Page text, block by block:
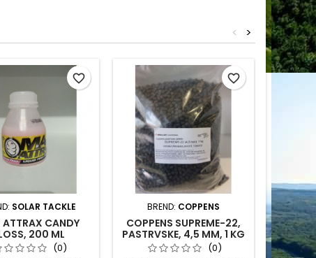
>
<
SOLAR TACKLE
CANDY
200 ML
(0)
favorite_border
BREND: COPPENS
COPPENS SUPREME-22,
PASTRVSKE, 4,5 MM, 1 KG
(0)
favorite_border